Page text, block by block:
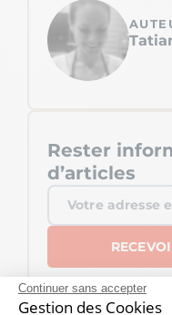
Continuer sans accepter
Gestion des Cookies
Rester
d’articles